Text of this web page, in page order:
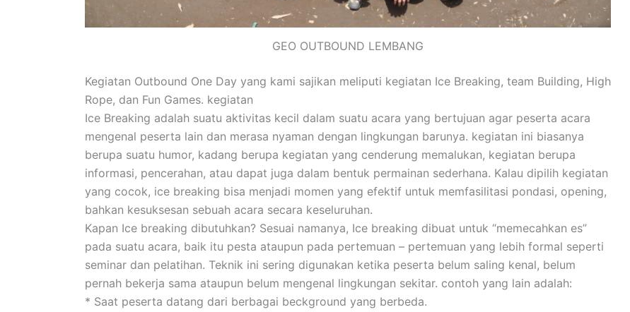
GEO OUTBOUND LEMBANG
Kegiatan Outbound One Day yang kami sajikan meliputi kegiatan Ice Breaking, team Building, High
Rope, dan Fun Games. kegiatan
Ice Breaking adalah suatu aktivitas kecil dalam suatu acara yang bertujuan agar peserta acara
mengenal peserta lain dan merasa nyaman dengan lingkungan barunya. kegiatan ini biasanya
berupa suatu humor, kadang berupa kegiatan yang cenderung memalukan, kegiatan berupa
informasi, pencerahan, atau dapat juga dalam bentuk permainan sederhana. Kalau dipilih kegiatan
yang cocok, ice breaking bisa menjadi momen yang efektif untuk memfasilitasi pondasi, opening,
bahkan kesuksesan sebuah acara secara keseluruhan.
Kapan Ice breaking dibutuhkan? Sesuai namanya, Ice breaking dibuat untuk “memecahkan es”
pada suatu acara, baik itu pesta ataupun pada pertemuan – pertemuan yang lebih formal seperti
seminar dan pelatihan. Teknik ini sering digunakan ketika peserta belum saling kenal, belum
pernah bekerja sama ataupun belum mengenal lingkungan sekitar. contoh yang lain adalah:
* Saat peserta datang dari berbagai beckground yang berbeda.